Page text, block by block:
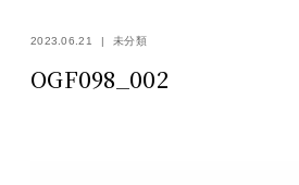
2023.06.21 未分類
OGF098_002